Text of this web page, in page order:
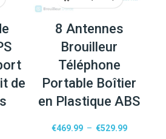
de
8 Antennes
Brouilleur
Téléphone
Portable Boîtier
en Plastique ABS
€469.99 – €529.99